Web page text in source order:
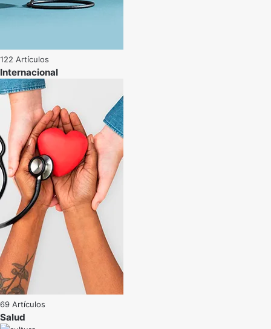
122 Artículos
Internacional
69 Artículos
Salud